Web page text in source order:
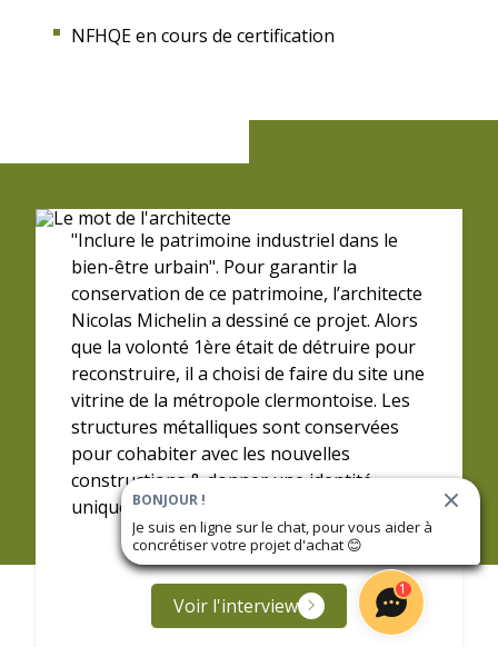
NFHQE en cours de certification
"Inclure le patrimoine industriel dans le
bien-être urbain". Pour garantir la
conservation de ce patrimoine, l’architecte
Nicolas Michelin a dessiné ce projet. Alors
que la volonté 1ère était de détruire pour
reconstruire, il a choisi de faire du site une
vitrine de la métropole clermontoise. Les
structures métalliques sont conservées
pour cohabiter avec les nouvelles
constructions & donner une identité
unique au quartier.
-
Voir l'interview
1
BONJOUR !
Je suis en ligne sur le chat, pour vous aider à
concrétiser votre projet d'achat 😊